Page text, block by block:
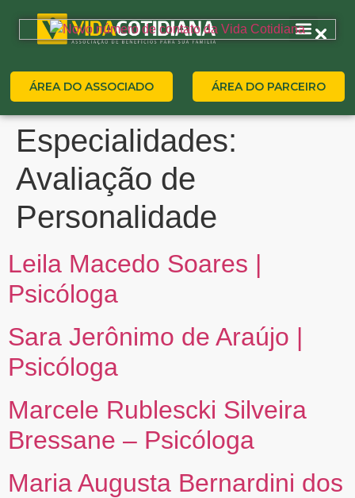
ÁREA DO ASSOCIADO ÁREA DO PARCEIRO
Especialidades:
Avaliação de
Personalidade
Leila Macedo Soares |
Psicóloga
Sara Jerônimo de Araújo |
Psicóloga
Marcele Rublescki Silveira
Bressane – Psicóloga
Maria Augusta Bernardini dos